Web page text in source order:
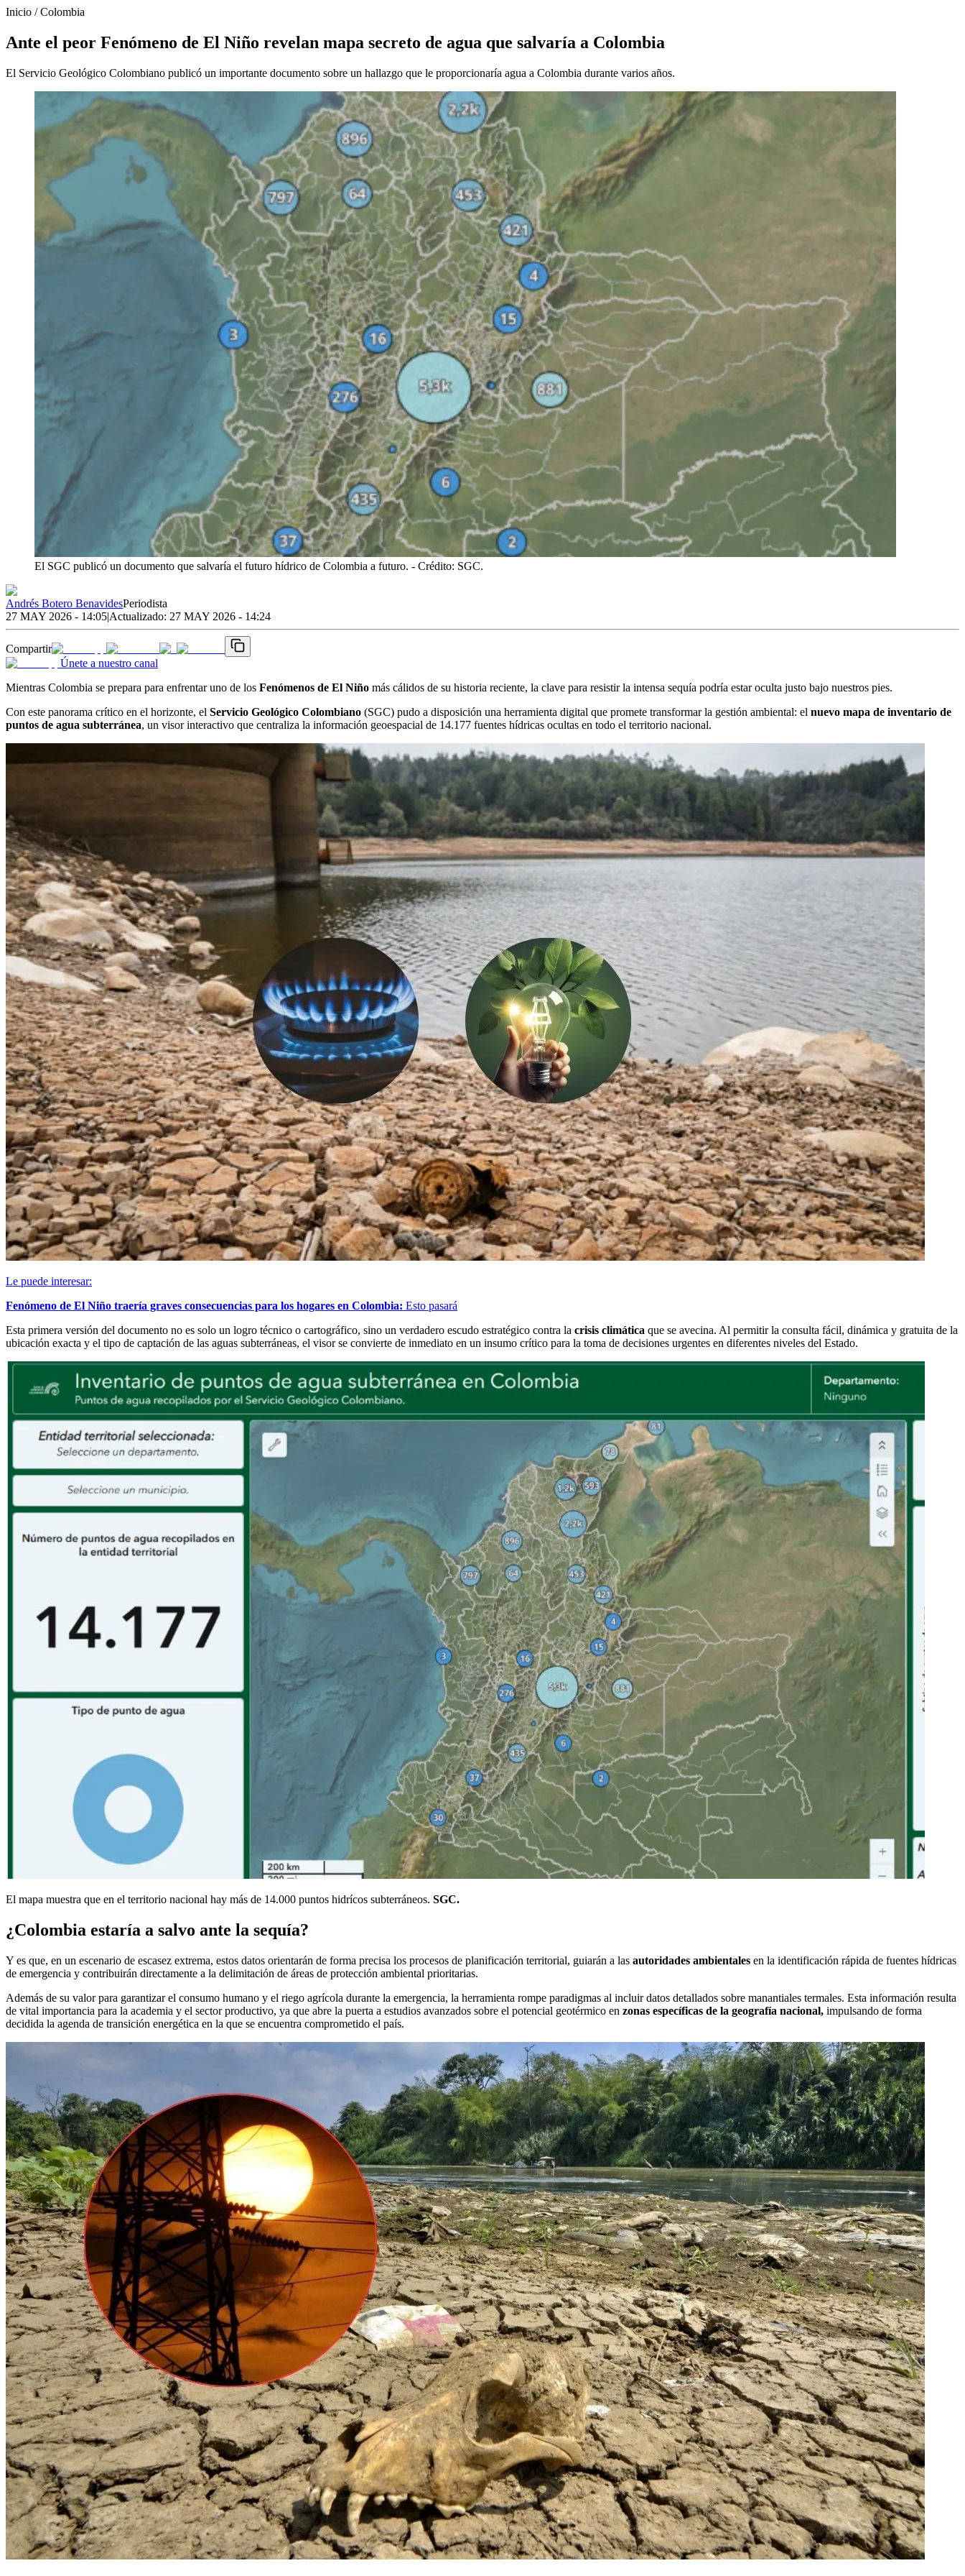
Inicio /Colombia
Ante el peor Fenómeno de El Niño revelan mapa secreto de agua que salvaría a Colombia
El Servicio Geológico Colombiano publicó un importante documento sobre un hallazgo que le proporcionaría agua a Colombia durante varios años.
El SGC publicó un documento que salvaría el futuro hídrico de Colombia a futuro. - Crédito: SGC.
Andrés Botero BenavidesPeriodista
27 MAY 2026 - 14:05|Actualizado: 27 MAY 2026 - 14:24
Compartir
Únete a nuestro canal
Mientras Colombia se prepara para enfrentar uno de los Fenómenos de El Niño más cálidos de su historia reciente, la clave para resistir la intensa sequía podría estar oculta justo bajo nuestros pies.
Con este panorama crítico en el horizonte, el Servicio Geológico Colombiano (SGC) pudo a disposición una herramienta digital que promete transformar la gestión ambiental: el nuevo mapa de inventario de
puntos de agua subterránea, un visor interactivo que centraliza la información geoespacial de 14.177 fuentes hídricas ocultas en todo el territorio nacional.
Le puede interesar:
Fenómeno de El Niño traería graves consecuencias para los hogares en Colombia: Esto pasará
Esta primera versión del documento no es solo un logro técnico o cartográfico, sino un verdadero escudo estratégico contra la crisis climática que se avecina. Al permitir la consulta fácil, dinámica y gratuita de la
ubicación exacta y el tipo de captación de las aguas subterráneas, el visor se convierte de inmediato en un insumo crítico para la toma de decisiones urgentes en diferentes niveles del Estado.
El mapa muestra que en el territorio nacional hay más de 14.000 puntos hidrícos subterráneos. SGC.
¿Colombia estaría a salvo ante la sequía?
Y es que, en un escenario de escasez extrema, estos datos orientarán de forma precisa los procesos de planificación territorial, guiarán a las autoridades ambientales en la identificación rápida de fuentes hídricas
de emergencia y contribuirán directamente a la delimitación de áreas de protección ambiental prioritarias.
Además de su valor para garantizar el consumo humano y el riego agrícola durante la emergencia, la herramienta rompe paradigmas al incluir datos detallados sobre manantiales termales. Esta información resulta
de vital importancia para la academia y el sector productivo, ya que abre la puerta a estudios avanzados sobre el potencial geotérmico en zonas específicas de la geografía nacional, impulsando de forma
decidida la agenda de transición energética en la que se encuentra comprometido el país.